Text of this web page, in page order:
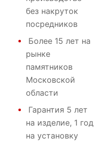
без накруток
посредников
Более 15 лет на
рынке
памятников
Московской
области
Гарантия 5 лет
на изделие, 1 год
на установку